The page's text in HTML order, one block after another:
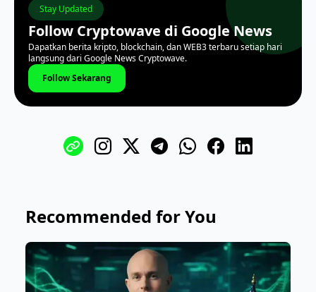
Stay Updated
Follow Cryptowave di Google News
Dapatkan berita kripto, blockchain, dan WEB3 terbaru setiap hari
langsung dari Google News Cryptowave.
Follow Sekarang
Recommended for You